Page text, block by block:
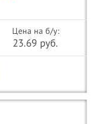
Цена на б/у:
23.69 руб.